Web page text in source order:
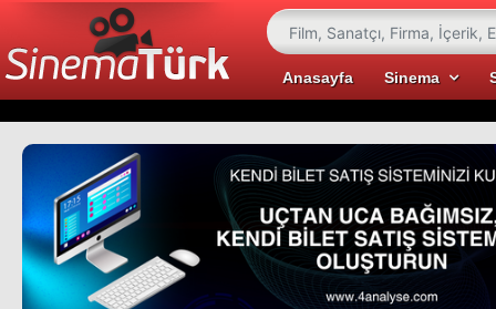
Anasayfa Sinema